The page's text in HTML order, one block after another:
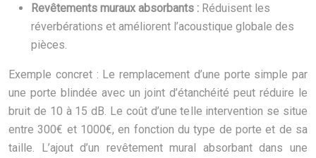
Revêtements muraux absorbants : Réduisent les
réverbérations et améliorent l’acoustique globale des
pièces.
Exemple concret : Le remplacement d’une porte simple par
une porte blindée avec un joint d’étanchéité peut réduire le
bruit de 10 à 15 dB. Le coût d’une telle intervention se situe
entre 300€ et 1000€, en fonction du type de porte et de sa
taille. L’ajout d’un revêtement mural absorbant dans une